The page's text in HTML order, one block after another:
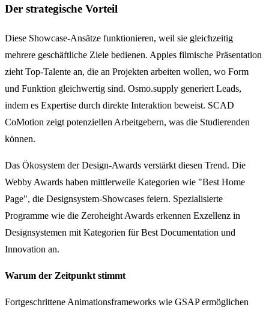
Der strategische Vorteil
Diese Showcase-Ansätze funktionieren, weil sie gleichzeitig
mehrere geschäftliche Ziele bedienen. Apples filmische Präsentation
zieht Top-Talente an, die an Projekten arbeiten wollen, wo Form
und Funktion gleichwertig sind. Osmo.supply generiert Leads,
indem es Expertise durch direkte Interaktion beweist. SCAD
CoMotion zeigt potenziellen Arbeitgebern, was die Studierenden
können.
Das Ökosystem der Design-Awards verstärkt diesen Trend. Die
Webby Awards haben mittlerweile Kategorien wie "Best Home
Page", die Designsystem-Showcases feiern. Spezialisierte
Programme wie die Zeroheight Awards erkennen Exzellenz in
Designsystemen mit Kategorien für Best Documentation und
Innovation an.
Warum der Zeitpunkt stimmt
Fortgeschrittene Animationsframeworks wie GSAP ermöglichen